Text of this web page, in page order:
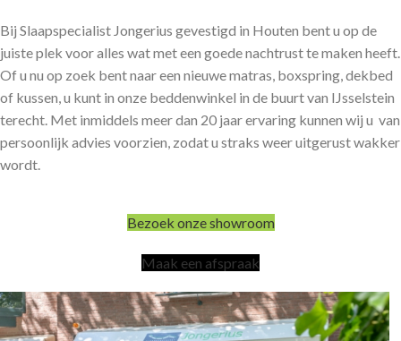
Bij Slaapspecialist Jongerius gevestigd in Houten bent u op de
juiste plek voor alles wat met een goede nachtrust te maken heeft.
Of u nu op zoek bent naar een nieuwe matras, boxspring, dekbed
of kussen, u kunt in onze beddenwinkel in de buurt van IJsselstein
terecht. Met inmiddels meer dan 20 jaar ervaring kunnen wij u van
persoonlijk advies voorzien, zodat u straks weer uitgerust wakker
wordt.
Bezoek onze showroom
Maak een afspraak